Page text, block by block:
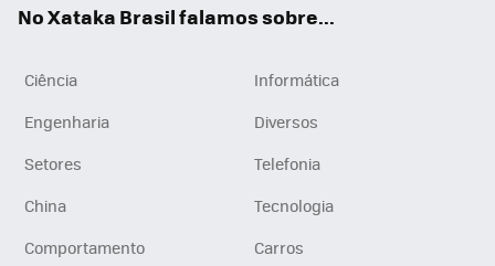
No Xataka Brasil falamos sobre...
Ciência
Informática
Engenharia
Diversos
Setores
Telefonia
China
Tecnologia
Comportamento
Carros